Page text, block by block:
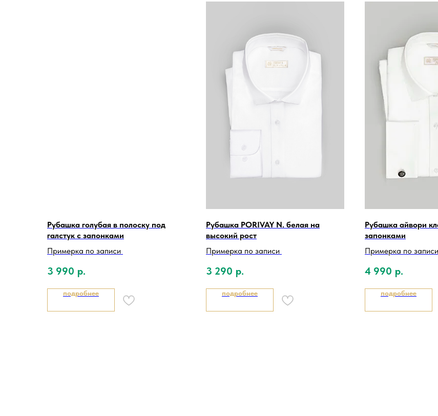
Рубашка голубая в полоску под
галстук с запонками
Примерка по записи
3 990 р.
подробнее
Рубашка PORIVAY N. белая на
высокий рост
Примерка по записи
3 290 р.
подробнее
Рубашка айвори
запонками
Примерка по записи
4 990 р.
подробнее